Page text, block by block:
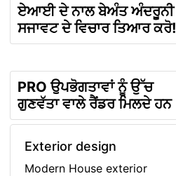
ਏਆਈ ਦੇ ਨਾਲ ਬੇਅੰਤ ਅੰਦਰੂਨੀ
ਸਜਾਵਟ ਦੇ ਵਿਚਾਰ ਤਿਆਰ ਕਰੋ!
PRO ਉਪਭੋਗਤਾਵਾਂ ਨੂੰ ਉੱਚ
ਗੁਣਵੱਤਾ ਵਾਲੇ ਰੈਂਡਰ ਮਿਲਦੇ ਹਨ
Exterior design
Modern House exterior